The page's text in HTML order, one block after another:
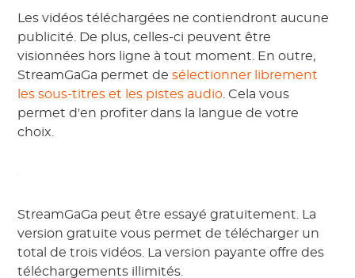
Les vidéos téléchargées ne contiendront aucune
publicité. De plus, celles-ci peuvent être
visionnées hors ligne à tout moment. En outre,
StreamGaGa permet desélectionner librement
les sous-titres et les pistes audio. Cela vous
permet d'en profiter dans la langue de votre
choix.
StreamGaGa peut être essayé gratuitement. La
version gratuite vous permet de télécharger un
total de trois vidéos. La version payante offre des
téléchargements illimités.